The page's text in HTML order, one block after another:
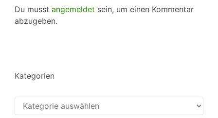
Du musst angemeldet sein, um einen Kommentar
abzugeben.
Kategorien
Kategorien